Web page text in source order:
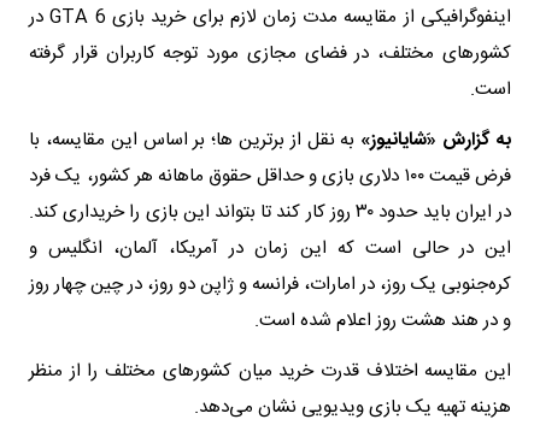
اینفوگرافیکی از مقایسه مدت زمان لازم برای خرید بازی GTA 6 در
کشورهای مختلف، در فضای مجازی مورد توجه کاربران قرار گرفته
است.
به گزارش «َشایانیوز» به نقل از برترین ها؛ بر اساس این مقایسه، با
فرض قیمت ۱۰۰ دلاری بازی و حداقل حقوق ماهانه هر کشور، یک فرد
در ایران باید حدود ۳۰ روز کار کند تا بتواند این بازی را خریداری کند.
این در حالی است که این زمان در آمریکا، آلمان، انگلیس و
کره‌جنوبی یک روز، در امارات، فرانسه و ژاپن دو روز، در چین چهار روز
و در هند هشت روز اعلام شده است.
این مقایسه اختلاف قدرت خرید میان کشورهای مختلف را از منظر
هزینه تهیه یک بازی ویدیویی نشان می‌دهد.